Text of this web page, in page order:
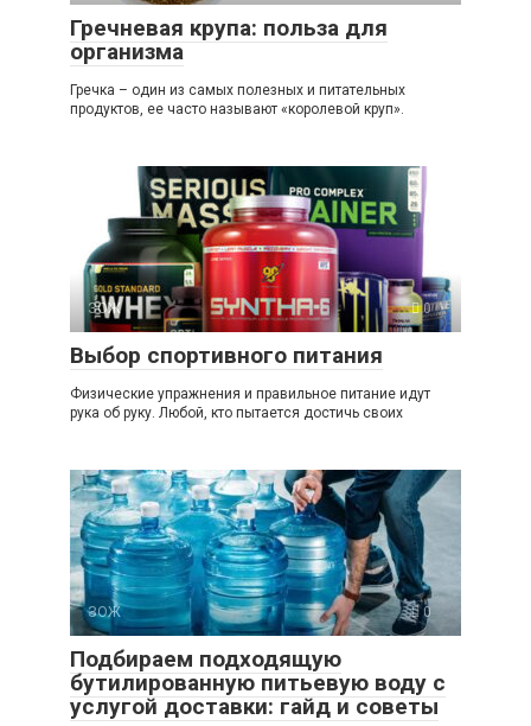
Гречневая крупа: польза для
организма
Гречка – один из самых полезных и питательных
продуктов, ее часто называют «королевой круп».
ЗОЖ 0
Выбор спортивного питания
Физические упражнения и правильное питание идут
рука об руку. Любой, кто пытается достичь своих
ЗОЖ 0
Подбираем подходящую
бутилированную питьевую воду с
услугой доставки: гайд и советы